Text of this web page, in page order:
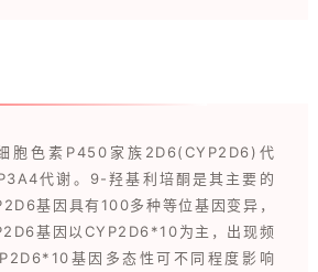
胞色素P450家族2D6(CYP2D6)代
代谢。9-羟基利培酮是其主要的
基因具有100多种等位基因变异，
基因以CYP2D6*10为主，出现频
基因多态性可不同程度影响